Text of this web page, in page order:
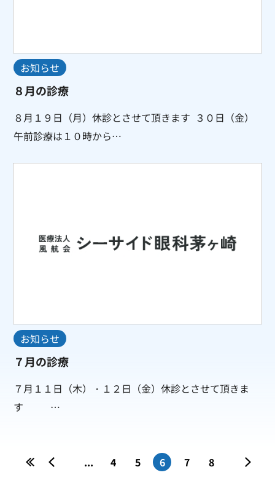
お知らせ
８月の診療
８月１９日（月）休診とさせて頂きます ３０日（金）
午前診療は１０時から…
お知らせ
７月の診療
７月１１日（木）・１２日（金）休診とさせて頂きま
す …
« « ... 4 5 6 7 8 »